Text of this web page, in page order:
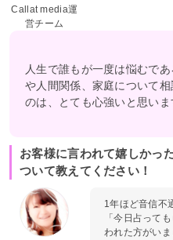
Callat media運
営チーム
人生で誰もが一度は悩むで
や人間関係、家庭について相
のは、とても心強いと思いま
お客様に言われて嬉しかっ
ついて教えてください！
1年ほど音信不
「今日占って
われた方がいま